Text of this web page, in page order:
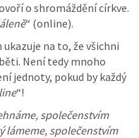
o shromáždění církve.
“ (online).
na to, že všichni
Není tedy mnoho
jednoty, pokud by každý
“!
společenstvím
lámeme, společenstvím